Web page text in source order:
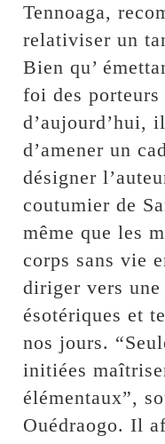
Tennoaga,
relativiser un
Bien qu’
foi des porteurs
d’aujourd’hui,
d’amener un
désigner
coutumier de
même que les
corps sans vie
diriger vers
ésotériques et
nos jours.
initiées
élémentaux”,
Ouédraogo. Il